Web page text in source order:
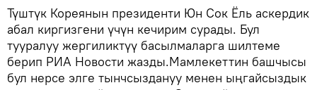
Түштүк Кореянын президенти Юн Сок Ёль аскердик
абал киргизгени үчүн кечирим сурады. Бул
тууралуу жергиликтүү басылмаларга шилтеме
берип РИА Новости жазды.Мамлекеттин башчысы
бул нерсе элге тынчсыздануу менен ыңгайсыздык